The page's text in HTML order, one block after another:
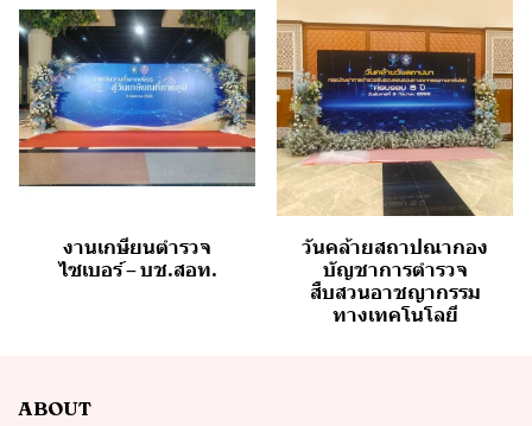
งานเกษียนตำรวจ
ไซเบอร์ – บช.สอท.
วันคล้ายสถาปณากอง
บัญชาการตำรวจ
สืบสวนอาชญากรรม
ทางเทคโนโลยี
ABOUT